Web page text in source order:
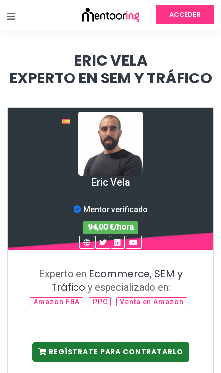
ACCEDER
ERIC VELA
EXPERTO EN SEM Y TRÁFICO
Eric Vela
Mentor verificado
94,00 €/hora
Experto en Ecommerce, SEM y
Tráfico y especializado en:
Amazon FBA PPC Venta en Amazon
REGÍSTRATE PARA CONTRATARLO